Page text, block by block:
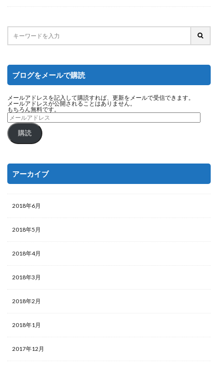
ブログをメールで購読
メールアドレスを記入して購読すれば、更新をメールで受信できます。
メールアドレスが公開されることはありません。
もちろん無料です。
購読
アーカイブ
2018年6月
2018年5月
2018年4月
2018年3月
2018年2月
2018年1月
2017年12月